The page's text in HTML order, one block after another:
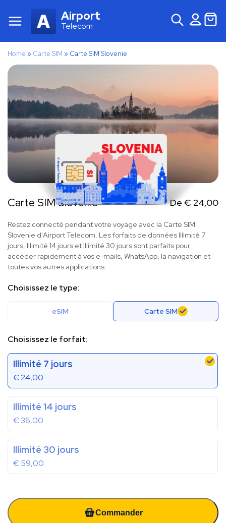
Airport
Telecom
Home » Carte SIM » Carte SIM Slovenie
Carte SIM Slovenie De € 24,00
Restez connecté pendant votre voyage avec la Carte SIM
Slovenie d'Airport Telecom. Les forfaits de données Illimité 7
jours, Illimité 14 jours et Illimité 30 jours sont parfaits pour
accéder rapidement à vos e-mails, WhatsApp, la navigation et
toutes vos autres applications.
Choisissez le type:
eSIM Carte SIM
Choisissez le forfait:
Illimité 7 jours
€24,00
Illimité 14 jours
€36,00
Illimité 30 jours
€59,00
Commander